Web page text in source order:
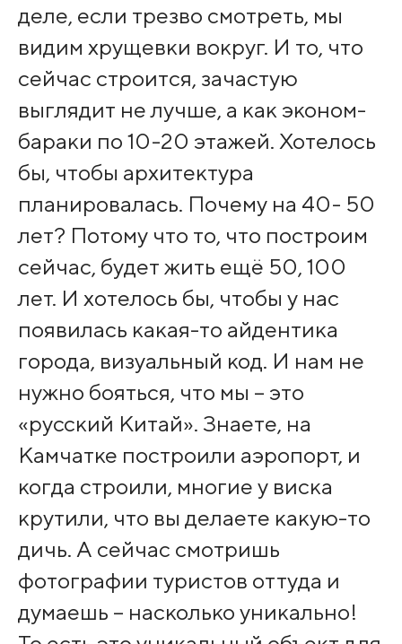
деле, если трезво смотреть, мы
видим хрущевки вокруг. И то, что
сейчас строится, зачастую
выглядит не лучше, а как эконом-
бараки по 10-20 этажей. Хотелось
бы, чтобы архитектура
планировалась. Почему на 40- 50
лет? Потому что то, что построим
сейчас, будет жить ещё 50, 100
лет. И хотелось бы, чтобы у нас
появилась какая-то айдентика
города, визуальный код. И нам не
нужно бояться, что мы – это
«русский Китай». Знаете, на
Камчатке построили аэропорт, и
когда строили, многие у виска
крутили, что вы делаете какую-то
дичь. А сейчас смотришь
фотографии туристов оттуда и
думаешь – насколько уникально!